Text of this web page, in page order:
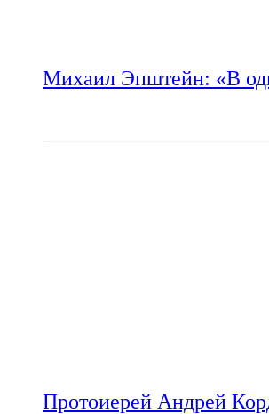
Михаил Эпштейн: «В
Протоиерей Андрей